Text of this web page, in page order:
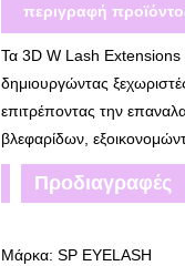
περιγραφή
Τα 3D W Lash Extensions
δημιουργώντας
επιτρέποντας την
βλεφαρίδων,
Προδιαγραφές
Μάρκα: SP EYELASH